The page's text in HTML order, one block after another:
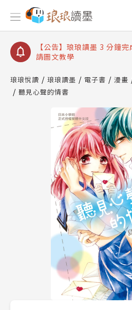
【公告】琅琅讀墨書櫃開通
【公告】琅琅書店服務升
查詢
琅琅悅讀 琅琅讀墨 電子書 漫畫
聽見心聲的情書